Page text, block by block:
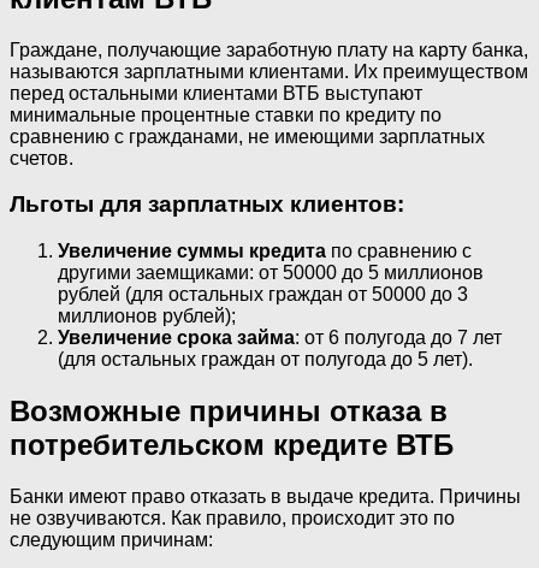
Граждане, получающие заработную плату на карту банка,
называются зарплатными клиентами. Их преимуществом
перед остальными клиентами ВТБ выступают
минимальные процентные ставки по кредиту по
сравнению с гражданами, не имеющими зарплатных
счетов.
Льготы для зарплатных клиентов:
Увеличение суммы кредита по сравнению с
другими заемщиками: от 50000 до 5 миллионов
рублей (для остальных граждан от 50000 до 3
миллионов рублей);
Увеличение срока займа: от 6 полугода до 7 лет
(для остальных граждан от полугода до 5 лет).
Возможные причины отказа в
потребительском кредите ВТБ
Банки имеют право отказать в выдаче кредита. Причины
не озвучиваются. Как правило, происходит это по
следующим причинам: